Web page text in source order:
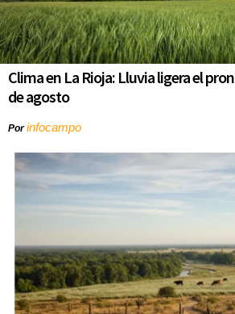
Clima en La Rioja: Lluvia ligera el
de agosto
Porinfocampo